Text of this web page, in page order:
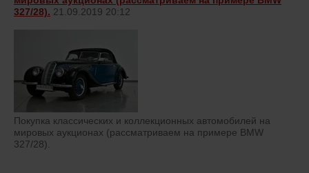
327/28). 21.09.2019 20:12
Покупка классических и коллекционных автомобилей на
мировых аукционах (рассматриваем на примере BMW
327/28).